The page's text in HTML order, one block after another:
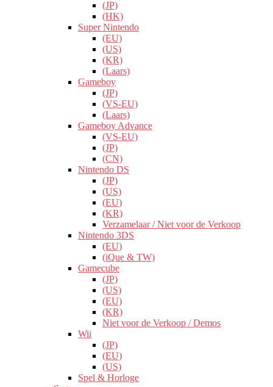
(JP)
(HK)
Super Nintendo
(EU)
(US)
(KR)
(Laars)
Gameboy
(JP)
(VS-EU)
(Laars)
Gameboy Advance
(VS-EU)
(JP)
(CN)
Nintendo DS
(JP)
(US)
(EU)
(KR)
Verzamelaar / Niet voor de Verkoop
Nintendo 3DS
(EU)
(iQue & TW)
Gamecube
(JP)
(US)
(EU)
(KR)
Niet voor de Verkoop / Demos
Wii
(JP)
(EU)
(US)
Spel & Horloge